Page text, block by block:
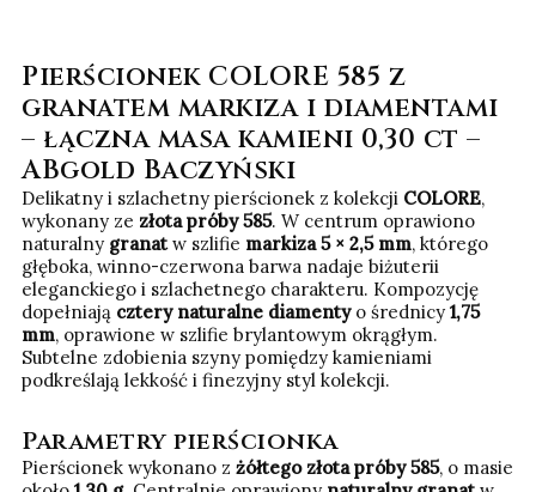
Pierścionek COLORE 585 z
granatem markiza i diamentami
– łączna masa kamieni 0,30 ct –
ABgold Baczyński
Delikatny i szlachetny pierścionek z kolekcji COLORE,
wykonany ze złota próby 585. W centrum oprawiono
naturalny granatw szlifie markiza 5 × 2,5 mm, którego
głęboka, winno-czerwona barwa nadaje biżuterii
eleganckiego i szlachetnego charakteru. Kompozycję
dopełniają cztery naturalne diamentyo średnicy 1,75
mm, oprawione w szlifie brylantowym okrągłym.
Subtelne zdobienia szyny pomiędzy kamieniami
podkreślają lekkość i finezyjny styl kolekcji.
Parametry pierścionka
Pierścionek wykonano z żółtego złota próby 585, o masie